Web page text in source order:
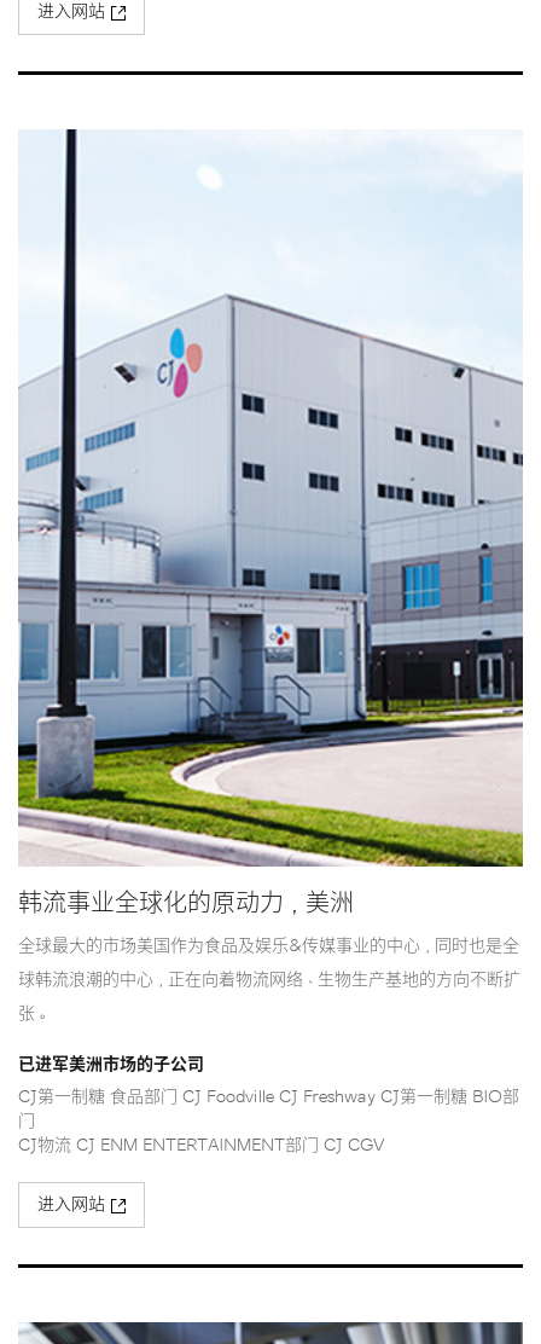
进入网站
韩流事业全球化的原动力，美洲
全球最大的市场美国作为食品及娱乐&传媒事业的中心，同时也是全
球韩流浪潮的中心，正在向着物流网络、生物生产基地的方向不断扩
张。
已进军美洲市场的子公司
CJ第一制糖 食品部门 CJ Foodville CJ Freshway CJ第一制糖 BIO部
门
CJ物流 CJ ENM ENTERTAINMENT部门 CJ CGV
进入网站